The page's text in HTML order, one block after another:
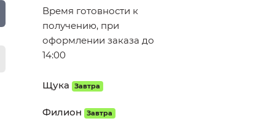
Время готовности к
получению, при
оформлении заказа до
14:00
Щука Завтра
Филион Завтра